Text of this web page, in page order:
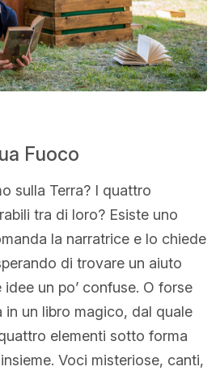
Fuoco
sulla Terra? I quattro
tra di loro? Esiste uno
la narratrice e lo chiede
di trovare un aiuto
un po’ confuse. O forse
in un libro magico, dal quale
elementi sotto forma
Voci misteriose, canti,